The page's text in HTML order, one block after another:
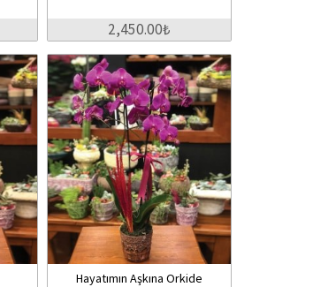
2,450.00₺
Hayatımın Aşkına Orkide